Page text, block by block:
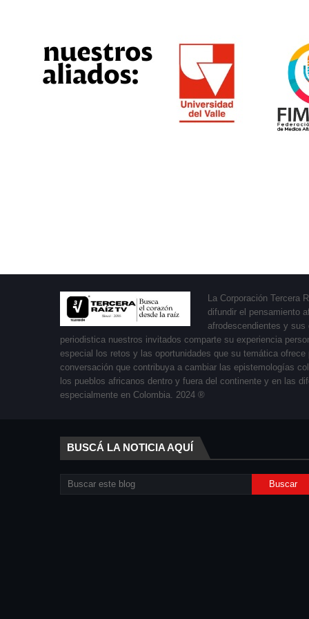
La Corporación Tercera
difundir el pensamiento
afrodescendientes y sus
periodistica nuestros invitados comparte su experiencia
especial los retos y las oportunidades que su temática
conversación que contribuya a cambiar las epistemologías
los pueblos africanos dentro y fuera del continente y en las
especialmente en Colombia. 2024 ®
BUSCÁ LA NOTICIA AQUÍ